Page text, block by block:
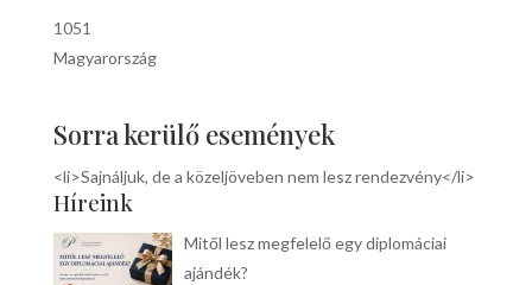
1051
Magyarország
Sorra kerülő események
<li>Sajnáljuk, de a közeljöveben nem lesz rendezvény</li>
Híreink
Mitől lesz megfelelő egy diplomáciai
ajándék?